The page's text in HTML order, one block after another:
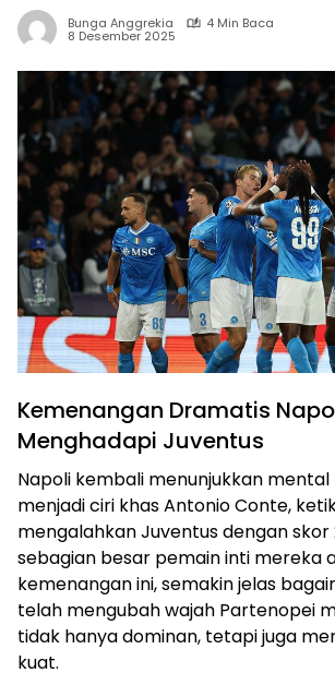
Bunga Anggrekia 4 Min Baca
8 Desember 2025
Kemenangan Dramatis
Menghadapi Juventus
Napoli kembali menunjukkan mental
menjadi ciri khas Antonio Conte,
mengalahkan Juventus dengan skor
sebagian besar pemain inti mereka
kemenangan ini, semakin jelas
telah mengubah wajah Partenopei
tidak hanya dominan, tetapi juga
kuat.